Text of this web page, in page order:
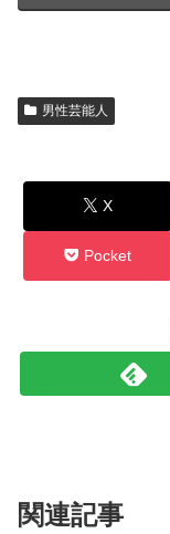
男性芸能人
X
Pocket
関連記事